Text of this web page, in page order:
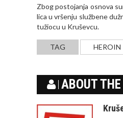
Zbog postojanja osnova
lica u vršenju službene
tužiocu u Kruševcu.
TAG HEROIN
ABOUT